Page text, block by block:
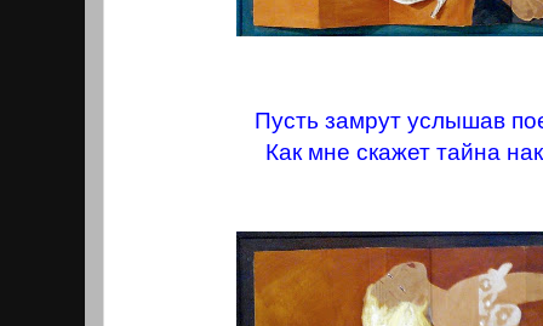
Пусть замрут услышав
Как мне скажет тайна